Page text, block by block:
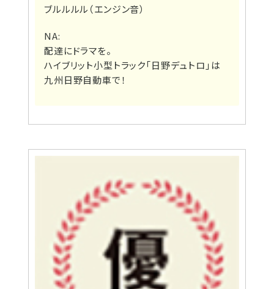
ブルルルル（エンジン音）
NA:
配達にドラマを。
ハイブリット小型トラック「日野デュトロ」は
九州日野自動車で！